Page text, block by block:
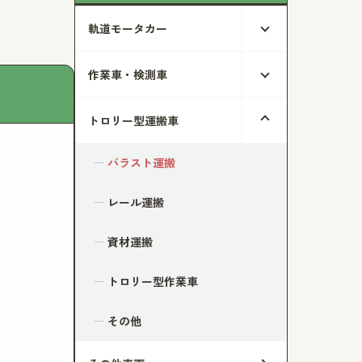
軌道モータカー
作業車・検測車
トロリー型運搬車
バラスト運搬
レール運搬
資材運搬
トロリー型作業車
その他